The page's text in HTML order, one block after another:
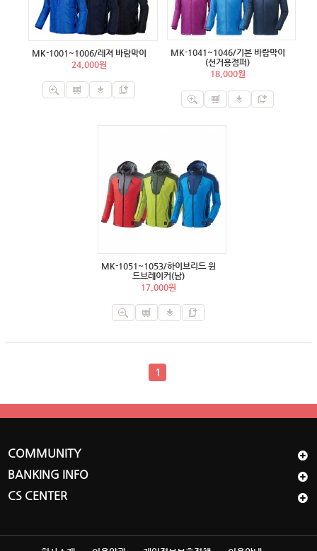
MK-1001~1006/레져 바람막이
24,000원
MK-1041~1046/기본 바람막이
(선거용점퍼)
18,000원
MK-1051~1053/하이브리드 윈
드브레이커(남)
17,000원
1
COMMUNITY
BANKING INFO
CS CENTER